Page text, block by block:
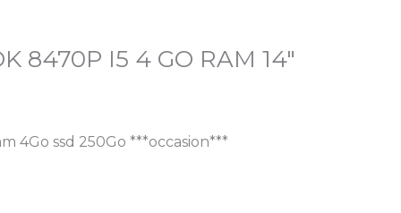
8470P I5 4 GO RAM 14″
4Go ssd 250Go ***occasion***